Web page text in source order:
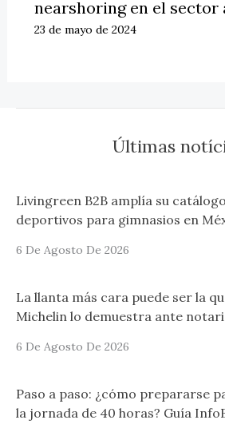
nearshoring en el
23 de mayo de 2024
Últimas
Livingreen B2B amplía su
deportivos para gimnasios en
6 De Agosto De 2026
La llanta más cara puede ser la
Michelin lo demuestra ante
6 De Agosto De 2026
Paso a paso: ¿cómo prepararse
la jornada de 40 horas? Guía